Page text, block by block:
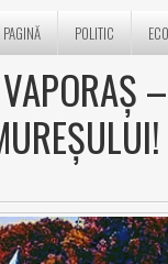
POLITIC